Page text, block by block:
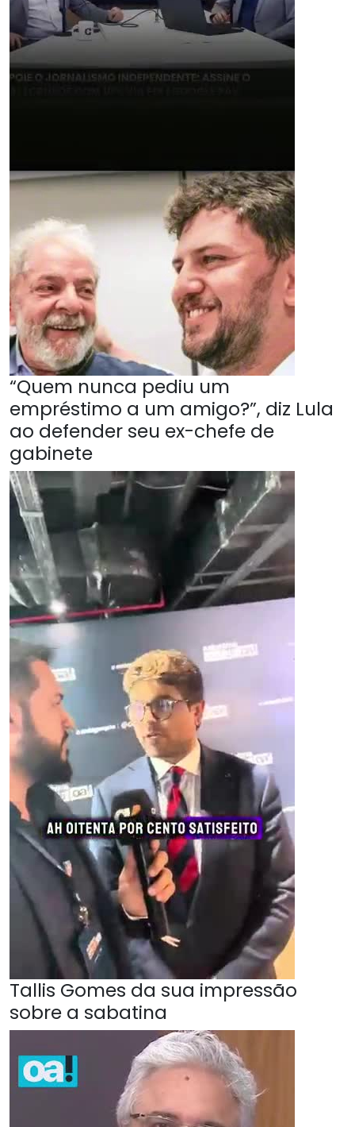
“Quem nunca pediu um
empréstimo a um amigo?”, diz Lula
ao defender seu ex-chefe de
gabinete
Tallis Gomes da sua impressão
sobre a sabatina